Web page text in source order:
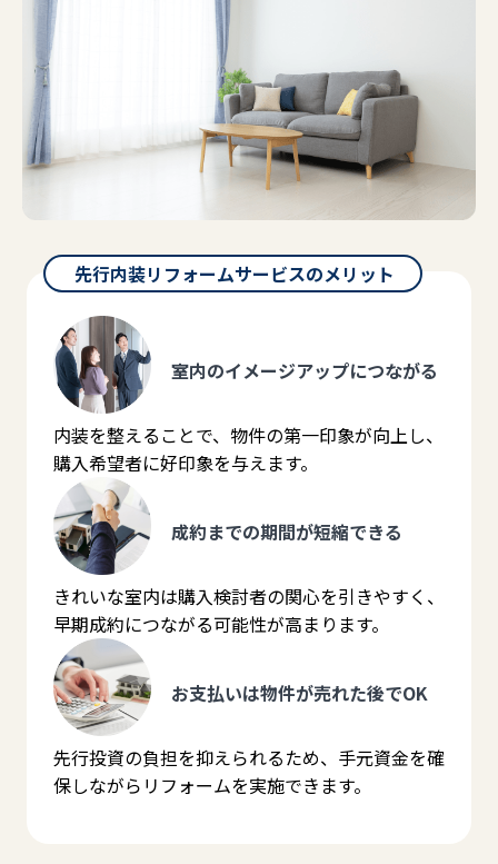
室内のイメージアップにつながる
内装を整えることで、物件の第一印象が向上し、
購入希望者に好印象を与えます。
成約までの期間が短縮できる
きれいな室内は購入検討者の関心を引きやすく、
早期成約につながる可能性が高まります。
お支払いは物件が売れた後でOK
先行投資の負担を抑えられるため、手元資金を確
保しながらリフォームを実施できます。